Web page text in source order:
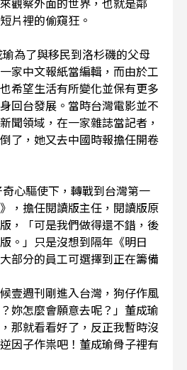
片裡的偷窺狂。
為了與移民到洛杉磯的父母
家中文報紙當編輯，而由於工
希望生活有所變化並保有更多
回台發展。當時台灣電影並不
聞領域，在一家雜誌當記者，
了，她又去中國時報擔任開卷
心驅使下，轉戰到台灣第一
，擔任閱讀版主任，閱讀版原
，「可是我們做得還不錯，後
。」只是沒想到隔年《明日
部分的員工可選擇到正在籌備
壹週刊剛進入台灣，狗仔作風
妳怎麼會願意去呢？」董成瑜
那就看看好了，反正我暫時沒
因子作祟吧！董成瑜骨子裡有